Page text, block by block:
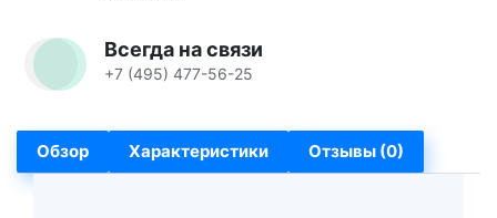
Всегда на связи
+7 (495) 477-56-25
Обзор Характеристики Отзывы (0)